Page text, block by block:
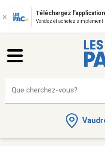
Téléchargez
Vendez et achetez simplement
Que cherchez-vous?